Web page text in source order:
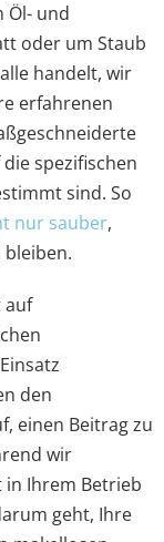
Öl- und
oder um Staub
handelt, wir
erfahrenen
spezifischen
sind. So
nur sauber,
auf
den
einen Beitrag zu
wir
in Ihrem Betrieb
geht, Ihre